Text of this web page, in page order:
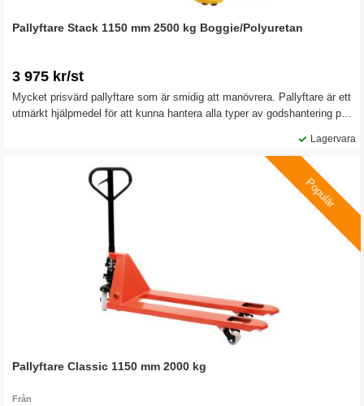
Pallyftare Stack 1150 mm 2500 kg Boggie/Polyuretan
3 975 kr/st
Mycket prisvärd pallyftare som är smidig att manövrera. Pallyftare är ett
utmärkt hjälpmedel för att kunna hantera alla typer av godshantering på
Lagervara
Populär
Pallyftare Classic 1150 mm 2000 kg
Från